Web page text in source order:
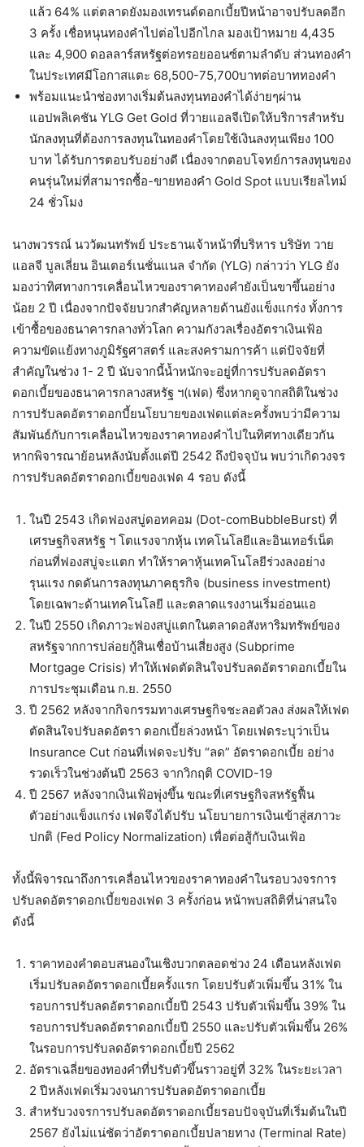
แล้ว 64% แต่ตลาดยังมองเทรนด์ดอกเบี้ยปีหน้าอาจปรับลดอีก
3 ครั้ง เชื่อหนุนทองคำไปต่อไปอีกไกล มองเป้าหมาย 4,435
และ 4,900 ดอลลาร์สหรัฐต่อทรอยออนซ์ตามลำดับ ส่วนทองคำ
ในประเทศมีโอกาสแตะ 68,500-75,700บาทต่อบาททองคำ
พร้อมแนะนำช่องทางเริ่มต้นลงทุนทองคำได้ง่ายๆผ่าน
แอปพลิเคชัน YLG Get Gold ที่วายแอลจีเปิดให้บริการสำหรับ
นักลงทุนที่ต้องการลงทุนในทองคำโดยใช้เงินลงทุนเพียง 100
บาท ได้รับการตอบรับอย่างดี เนื่องจากตอบโจทย์การลงทุนของ
คนรุ่นใหม่ที่สามารถซื้อ-ขายทองคำ Gold Spot แบบเรียลไทม์
24 ชั่วโมง
นางพวรรณ์ นววัฒนทรัพย์ ประธานเจ้าหน้าที่บริหาร บริษัท วาย
แอลจี บูลเลี่ยน อินเตอร์เนชั่นแนล จำกัด (YLG) กล่าวว่า YLG ยัง
มองว่าทิศทางการเคลื่อนไหวของราคาทองคำยังเป็นขาขึ้นอย่าง
น้อย 2 ปี เนื่องจากปัจจัยบวกสำคัญหลายด้านยังแข็งแกร่ง ทั้งการ
เข้าซื้อของธนาคารกลางทั่วโลก ความกังวลเรื่องอัตราเงินเฟ้อ
ความขัดแย้งทางภูมิรัฐศาสตร์ และสงครามการค้า แต่ปัจจัยที่
สำคัญในช่วง 1- 2 ปี นับจากนี้น้ำหนักจะอยู่ที่การปรับลดอัตรา
ดอกเบี้ยของธนาคารกลางสหรัฐ ฯ(เฟด) ซึ่งหากดูจากสถิติในช่วง
การปรับลดอัตราดอกบี้ยนโยบายของเฟดแต่ละครั้งพบว่ามีความ
สัมพันธ์กับการเคลื่อนไหวของราคาทองคำไปในทิศทางเดียวกัน
หากพิจารณาย้อนหลังนับตั้งแต่ปี 2542 ถึงปัจจุบัน พบว่าเกิดวงจร
การปรับลดอัตราดอกเบี้ยของเฟด 4 รอบ ดังนี้
ในปี 2543 เกิดฟองสบู่ดอทคอม (Dot-comBubbleBurst) ที่
เศรษฐกิจสหรัฐ ฯ โตแรงจากหุ้น เทคโนโลยีและอินเทอร์เน็ต
ก่อนที่ฟองสบู่จะแตก ทำให้ราคาหุ้นเทคโนโลยีร่วงลงอย่าง
รุนแรง กดดันการลงทุนภาคธุรกิจ (business investment)
โดยเฉพาะด้านเทคโนโลยี และตลาดแรงงานเริ่มอ่อนแอ
ในปี 2550 เกิดภาวะฟองสบู่แตกในตลาดอสังหาริมทรัพย์ของ
สหรัฐจากการปล่อยกู้สินเชื่อบ้านเสี่ยงสูง (Subprime
Mortgage Crisis) ทำให้เฟดตัดสินใจปรับลดอัตราดอกเบี้ยใน
การประชุมเดือน ก.ย. 2550
ปี 2562 หลังจากกิจกรรมทางเศรษฐกิจชะลอตัวลง ส่งผลให้เฟด
ตัดสินใจปรับลดอัตรา ดอกเบี้ยล่วงหน้า โดยเฟดระบุว่าเป็น
Insurance Cut ก่อนที่เฟดจะปรับ “ลด” อัตราดอกเบี้ย อย่าง
รวดเร็วในช่วงต้นปี 2563 จากวิกฤติ COVID-19
ปี 2567 หลังจากเงินเฟ้อพุ่งขึ้น ขณะที่เศรษฐกิจสหรัฐฟื้น
ตัวอย่างแข็งแกร่ง เฟดจึงได้ปรับ นโยบายการเงินเข้าสู่สภาวะ
ปกติ (Fed Policy Normalization) เพื่อต่อสู้กับเงินเฟ้อ
ทั้งนี้พิจารณาถึงการเคลื่อนไหวของราคาทองคำในรอบวงจรการ
ปรับลดอัตราดอกเบี้ยของเฟด 3 ครั้งก่อน หน้าพบสถิติที่น่าสนใจ
ดังนี้
ราคาทองคำตอบสนองในเชิงบวกตลอดช่วง 24 เดือนหลังเฟด
เริ่มปรับลดอัตราดอกเบี้ยครั้งแรก โดยปรับตัวเพิ่มขึ้น 31% ใน
รอบการปรับลดอัตราดอกเบี้ยปี 2543 ปรับตัวเพิ่มขึ้น 39% ใน
รอบการปรับลดอัตราดอกเบี้ยปี 2550 และปรับตัวเพิ่มขึ้น 26%
ในรอบการปรับลดอัตราดอกเบี้ยปี 2562
อัตราเฉลี่ยของทองคำที่ปรับตัวขึ้นราวอยู่ที่ 32% ในระยะเวลา
2 ปีหลังเฟดเริ่มวงจนการปรับลดอัตราดอกเบี้ย
สำหรับวงจรการปรับลดอัตราดอกเบี้ยรอบปัจจุบันที่เริ่มต้นในปี
2567 ยังไม่แน่ชัดว่าอัตราดอกเบี้ยปลายทาง (Terminal Rate)